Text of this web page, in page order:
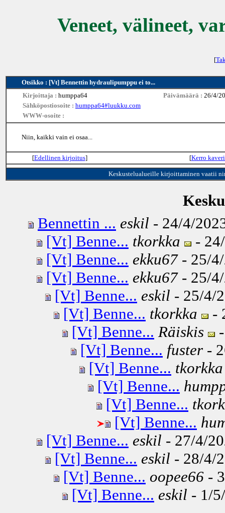
Veneet, välineet,
[
Otsikko : [Vt] Bennettin hydraulipumppu ei to...
Kirjoittaja : humppa64 Päivämäärä : 26/4/
Sähköpostiosoite : humppa64#luukku.com
WWW-osoite :
Niin, kaikki vain ei osaa...
[Edellinen kirjoitus] [Kerro
Keskustelualueille kirjoittaminen vaatii
Bennettin ... eskil - 24/4/
[Vt] Benne... tkorkka
-
[Vt] Benne... ekku67- 25/4/
[Vt] Benne... ekku67- 25/4/
[Vt] Benne... eskil - 25/4/
[Vt] Benne... tkorkka
-
[Vt] Benne... Räiskis
[Vt] Benne... fuster -
[Vt] Benne... tkorkka
[Vt] Benne...
[Vt] Benne...
[Vt] Benne...
[Vt] Benne... eskil - 27/4/
[Vt] Benne... eskil - 28/4/
[Vt] Benne... oopee66 -
[Vt] Benne... eskil - 1/